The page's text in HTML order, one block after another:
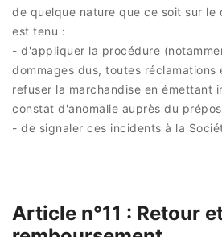
de quelque nature que ce soit sur le
est tenu :
- d'appliquer la procédure
dommages dus, toutes réclamations
refuser la marchandise en émettant
constat d'anomalie auprès du
- de signaler ces incidents à la
Article n°11 : Retour